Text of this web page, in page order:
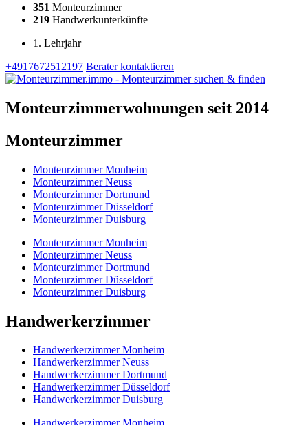
351 Monteurzimmer
219 Handwerkunterkünfte
1. Lehrjahr
+4917672512197 Berater kontaktieren
Monteurzimmerwohnungen seit 2014
Monteurzimmer
Monteurzimmer Monheim
Monteurzimmer Neuss
Monteurzimmer Dortmund
Monteurzimmer Düsseldorf
Monteurzimmer Duisburg
Monteurzimmer Monheim
Monteurzimmer Neuss
Monteurzimmer Dortmund
Monteurzimmer Düsseldorf
Monteurzimmer Duisburg
Handwerkerzimmer
Handwerkerzimmer Monheim
Handwerkerzimmer Neuss
Handwerkerzimmer Dortmund
Handwerkerzimmer Düsseldorf
Handwerkerzimmer Duisburg